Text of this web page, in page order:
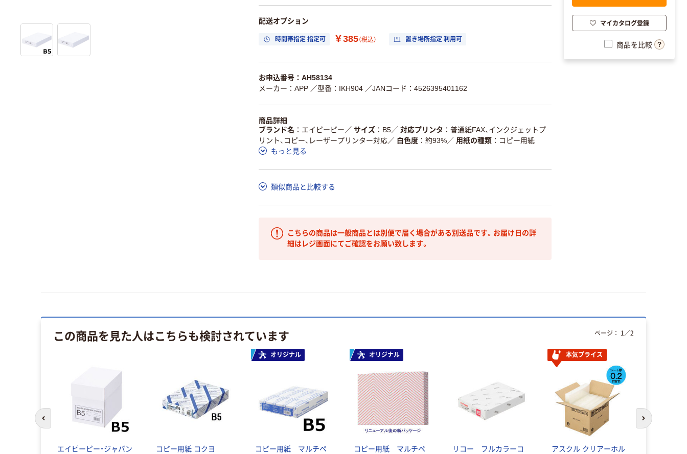
配送オプション
時間帯指定 指定可 ￥385（税込） 置き場所指定 利用可
お申込番号：AH58134
メーカー：APP ／型番：IKH904 ／JANコード：4526395401162
商品詳細
ブランド名
エイピーピー ／ サイズ B5／ 対応プリンタ
普通紙FAX、インクジェットプ
リント、コピー、レーザープリンター対応／ 白色度 約93%／ 用紙の種類
コピー用紙
もっと見る
類似商品と比較する
こちらの商品は一般商品とは別便で届く場合がある別送品です。お届け日の詳
細はレジ画面にてご確認をお願い致します。
マイカタログ登録
商品を比較
この商品を見た人はこちらも検討されています
エイピーピー・ジャパン
コピー用紙 コクヨ
オリジナル
コピー用紙 マルチペ
オリジナル
コピー用紙 マルチペ
リコー フルカラーコ
本気プライス
アスクル クリアーホル
ページ： 1 ／2
前のスライドへ 次のスライド